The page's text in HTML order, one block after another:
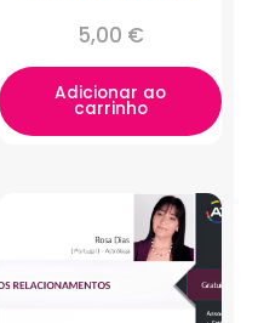
5,00 €
Adicionar ao
carrinho